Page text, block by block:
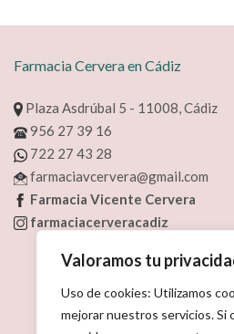
Valoramos tu
Uso de cookies: Utilizamos
mejorar nuestros servicios. Si
Farmacia Cervera en Cádiz
Plaza Asdrúbal 5 - 11008, Cádiz
956 27 39 16
722 27 43 28
farmaciavcervera@gmail.com
Farmacia Vicente Cervera
farmaciacerveracadiz